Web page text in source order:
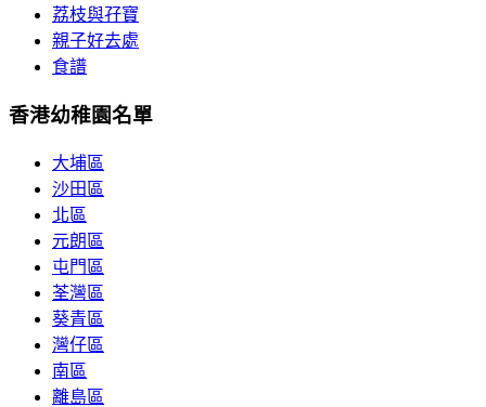
荔枝與孖寶
親子好去處
食譜
香港幼稚園名單
大埔區
沙田區
北區
元朗區
屯門區
荃灣區
葵青區
灣仔區
南區
離島區